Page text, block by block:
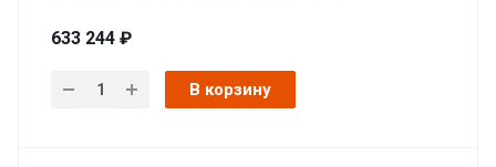
633 244 ₽
В корзину